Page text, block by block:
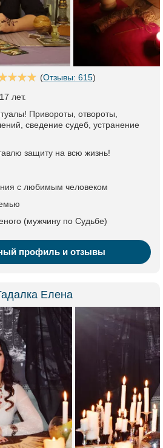
(Отзывы: 615)
лет.
Привороты, отвороты,
сведение судеб, устранение
защиту на всю жизнь!
с любимым человеком
(мужчину по Судьбе)
профиль и отзывы
Елена